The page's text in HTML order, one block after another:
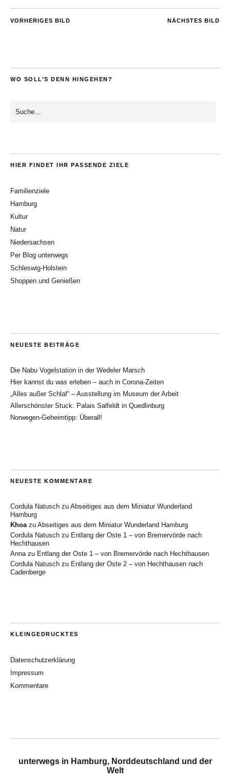
NÄCHSTES BILD
VORHERIGES BILD
WO SOLL’S DENN HINGEHEN?
HIER FINDET IHR PASSENDE ZIELE
Familienziele
Hamburg
Kultur
Natur
Niedersachsen
Per Blog unterwegs
Schleswig-Holstein
Shoppen und Genießen
NEUESTE BEITRÄGE
Die Nabu Vogelstation in der Wedeler Marsch
Hier kannst du was erleben – auch in Corona-Zeiten
„Alles außer Schlaf“ – Ausstellung im Museum der Arbeit
Allerschönster Stuck: Palais Salfeldt in Quedlinburg
Norwegen-Geheimtipp: Überall!
NEUESTE KOMMENTARE
Cordula Natusch zu Abseitiges aus dem Miniatur Wunderland
Hamburg
Khoazu Abseitiges aus dem Miniatur Wunderland Hamburg
Cordula Natusch zu Entlang der Oste 1 – von Bremervörde nach
Hechthausen
Annazu Entlang der Oste 1 – von Bremervörde nach Hechthausen
Cordula Natusch zu Entlang der Oste 2 – von Hechthausen nach
Cadenberge
KLEINGEDRUCKTES
Datenschutzerklärung
Impressum
Kommentare
unterwegs in Hamburg, Norddeutschland und der
Welt